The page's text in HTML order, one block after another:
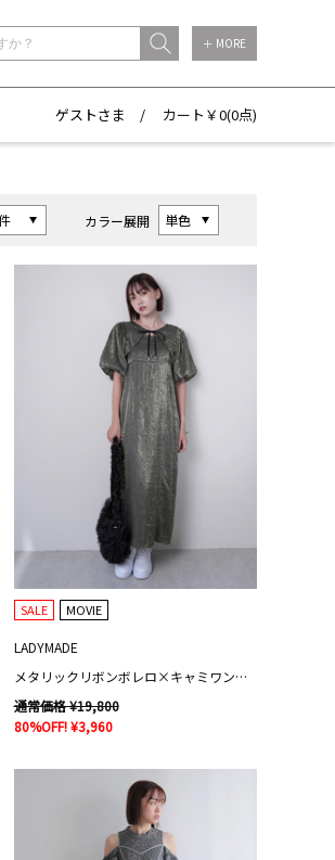
＋ MORE
ゲストさま / カート￥0(0点)
カラー展開
SALE MOVIE
LADYMADE
メタリックリボンボレロ×キャミワンピースセット
通常価格 ¥19,800
80%OFF! ¥3,960